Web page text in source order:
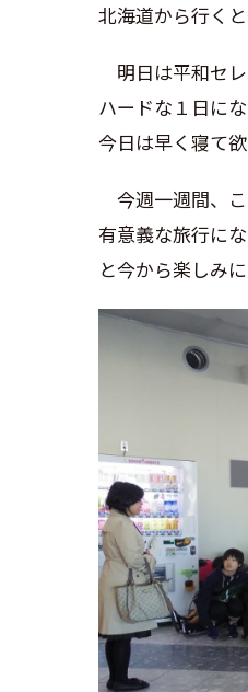
北海道から行く
明日は平和セ
ハードな１日に
今日は早く寝て
今週一週間、
有意義な旅行に
と今から楽しみに